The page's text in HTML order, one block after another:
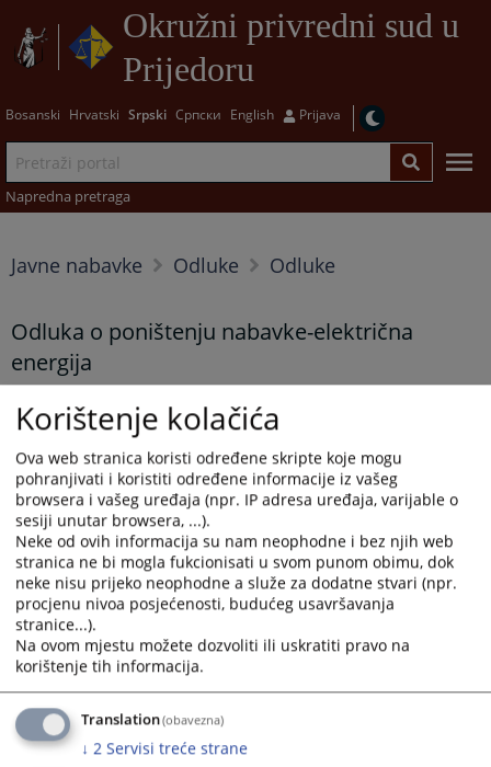
Okružni privredni sud u
Prijedoru
Bosanski Hrvatski Srpski Српски English Prijava
Napredna pretraga
Javne nabavke Odluke Odluke
Odluka o poništenju nabavke-električna
energija
Prikazana vijest je na: Srpski jezik
Prateći dokumenti
Odluka o poništenju električna energija
259PREGLEDA
Korištenje kolačića
Ova web stranica koristi određene skripte koje mogu
pohranjivati i koristiti određene informacije iz vašeg
browsera i vašeg uređaja (npr. IP adresa uređaja, varijable o
sesiji unutar browsera, ...).
Neke od ovih informacija su nam neophodne i bez njih web
stranica ne bi mogla fukcionisati u svom punom obimu, dok
neke nisu prijeko neophodne a služe za dodatne stvari (npr.
procjenu nivoa posjećenosti, budućeg usavršavanja
stranice...).
Na ovom mjestu možete dozvoliti ili uskratiti pravo na
korištenje tih informacija.
Translation(obavezna)
↓ 2 Servisi treće strane